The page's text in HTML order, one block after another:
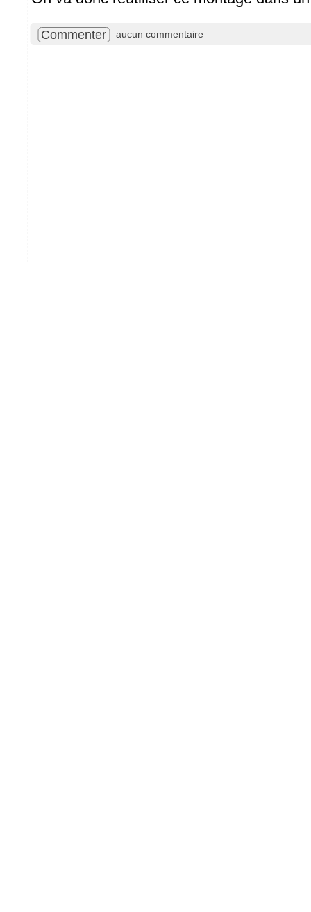
Commenter aucun commentaire